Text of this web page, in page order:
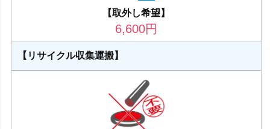
【取外し希望】
6,600円
【リサイクル収集運搬】